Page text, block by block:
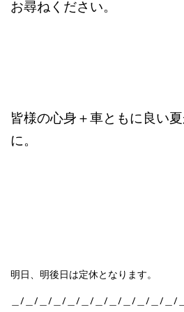
お尋ねください。
皆様の心身＋車ともに良い
に。
明日、明後日は定休となります。
＿/＿/＿/＿/＿/＿/＿/＿/＿/＿/＿/＿/